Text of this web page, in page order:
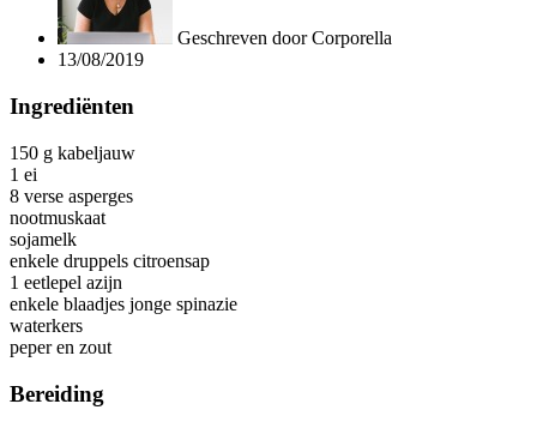
Geschreven doorCorporella
13/08/2019
Ingrediënten
150 g kabeljauw
1 ei
8 verse asperges
nootmuskaat
sojamelk
enkele druppels citroensap
1 eetlepel azijn
enkele blaadjes jonge spinazie
waterkers
peper en zout
Bereiding